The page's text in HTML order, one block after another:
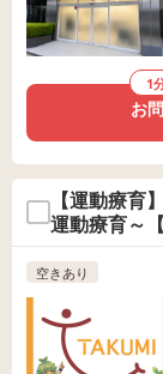
1
お
【運動療
運動療育～
中！！】
空きあり